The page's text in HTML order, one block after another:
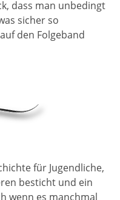
dass man unbedingt
sicher so
den Folgeband
für Jugendliche,
besticht und ein
wenn es manchmal